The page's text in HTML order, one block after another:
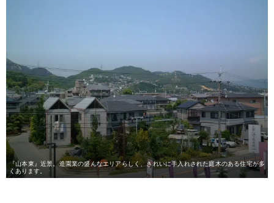
『山本東』近景。造園業の盛んなエリアらしく、きれいに手入れされた庭木のある住宅が多
くあります。